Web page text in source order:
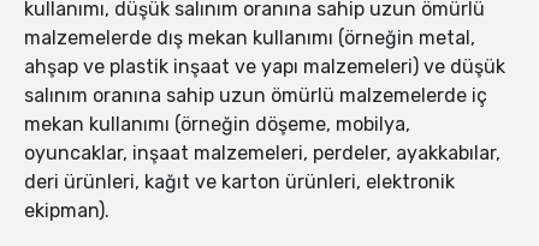
kullanımı, düşük salınım oranına sahip uzun ömürlü
malzemelerde dış mekan kullanımı (örneğin metal,
ahşap ve plastik inşaat ve yapı malzemeleri) ve düşük
salınım oranına sahip uzun ömürlü malzemelerde iç
mekan kullanımı (örneğin döşeme, mobilya,
oyuncaklar, inşaat malzemeleri, perdeler, ayakkabılar,
deri ürünleri, kağıt ve karton ürünleri, elektronik
ekipman).